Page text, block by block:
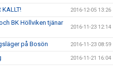
KALLT! 2016-12-05 13:26
BK Höllviken tjänar
2016-11-23 12:14
på Bosön 2016-11-23 08:59
2016-11-21 16:04